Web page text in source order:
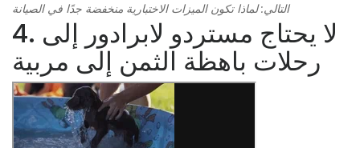
التالي: لماذا تكون الميزات الاختبارية منخفضة جدًا في الصيانة
4. لا يحتاج مستردو لابرادور إلى
رحلات باهظة الثمن إلى مربية